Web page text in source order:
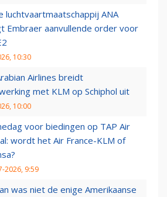
luchtvaartmaatschappij ANA
Embraer aanvullende order voor
10:30
Airlines breidt
met KLM op Schiphol uit
10:00
voor biedingen op TAP Air
wordt het Air France-KLM of
2026, 9:59
was niet de enige Amerikaanse